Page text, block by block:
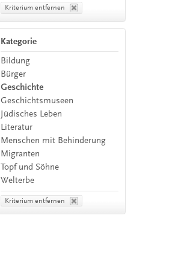
Kriterium entfernen
Kategorie
Bildung
Bürger
Geschichte
Geschichtsmuseen
Jüdisches Leben
Literatur
Menschen mit Behinderung
Migranten
Topf und Söhne
Welterbe
Kriterium entfernen